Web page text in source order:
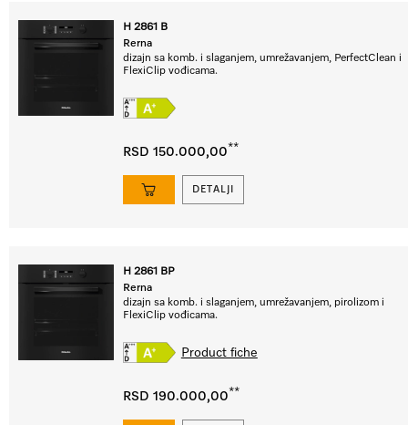
H 2861 B
Rerna
dizajn sa komb. i slaganjem, umrežavanjem, PerfectClean i
FlexiClip vođicama.
RSD 150.000,00**
DETALJI
H 2861 BP
Rerna
dizajn sa komb. i slaganjem, umrežavanjem, pirolizom i
FlexiClip vođicama.
Product fiche
RSD 190.000,00**